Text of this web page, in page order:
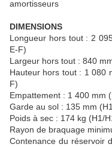
amortisseurs
DIMENSIONS
Longueur hors tout : 2
E-F)
Largeur hors tout : 840
Hauteur hors tout : 1 080
F)
Empattement : 1 400 mm
Garde au sol : 135 mm
Poids à sec : 174 kg (H1/
Rayon de braquage
Contenance du réservoir